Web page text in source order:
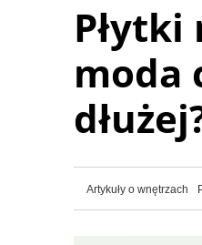
moda
Artykuły o wnętrzach